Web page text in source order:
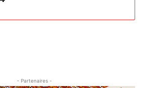
- Partenaires -